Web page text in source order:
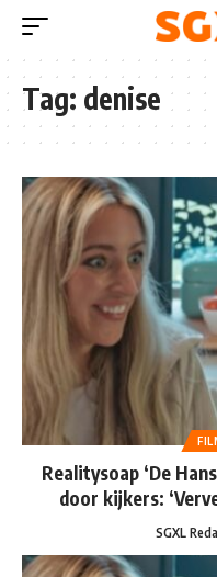
Tag: denise
Realitysoap ‘De
door kijkers:
SGXL